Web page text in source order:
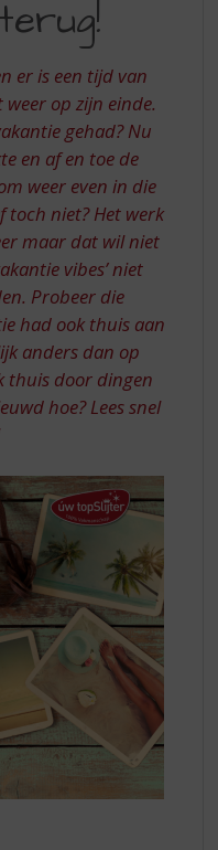
er is een tijd van
op zijn einde.
gehad? Nu
en af en toe de
weer even in die
toch niet? Het werk
maar dat wil niet
vibes’ niet
Probeer die
had ook thuis aan
anders dan op
thuis door dingen
hoe? Lees snel